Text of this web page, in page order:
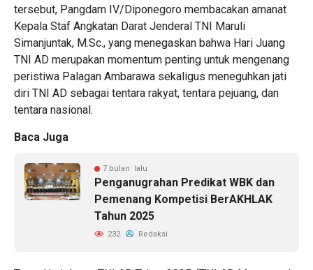
tersebut, Pangdam IV/Diponegoro membacakan amanat
Kepala Staf Angkatan Darat Jenderal TNI Maruli
Simanjuntak, M.Sc., yang menegaskan bahwa Hari Juang
TNI AD merupakan momentum penting untuk mengenang
peristiwa Palagan Ambarawa sekaligus meneguhkan jati
diri TNI AD sebagai tentara rakyat, tentara pejuang, dan
tentara nasional.
Baca Juga
7 bulan lalu
Penganugrahan Predikat WBK dan
Pemenang Kompetisi BerAKHLAK
Tahun 2025
232 Redaksi